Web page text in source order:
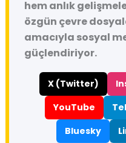
hem anlık
özgün çevre
amacıyla sosyal
güçlendiriyor.
X (Twitter)
YouTube
Bluesky